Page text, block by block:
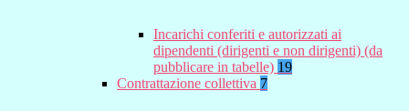
Incarichi conferiti e autorizzati ai
dipendenti (dirigenti e non dirigenti) (da
pubblicare in tabelle) 19
Contrattazione collettiva 7